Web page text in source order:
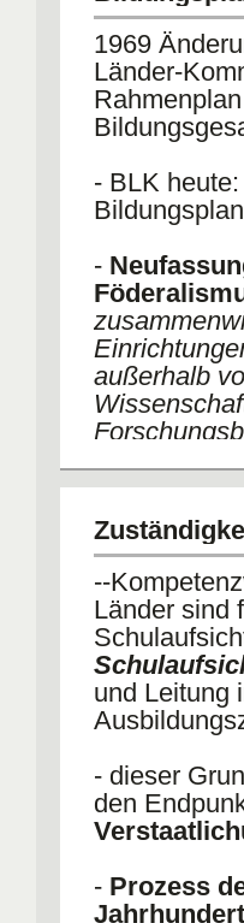
bei der
und Vorhaben
können Bund
d) 1973 letzter
- die gestiegene
einer
1969
Länder-
- BLK
-
außerhalb
-
der
- Fazit: Der
Ländern zu
--
Länder sind
und Leitung
- dieser
den
- Prozess
Jahrhundert